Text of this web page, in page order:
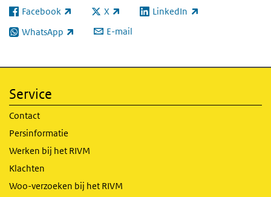
Facebook
(externe link) X
(externe link) LinkedIn
(externe link)
WhatsApp
(externe link) E-mail
Service
Contact
Persinformatie
Werken bij het RIVM
Klachten
Woo-verzoeken bij het RIVM